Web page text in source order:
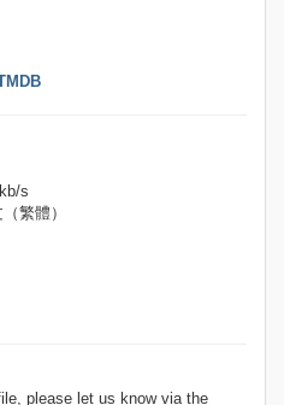
s
繁體）
please let us know via the